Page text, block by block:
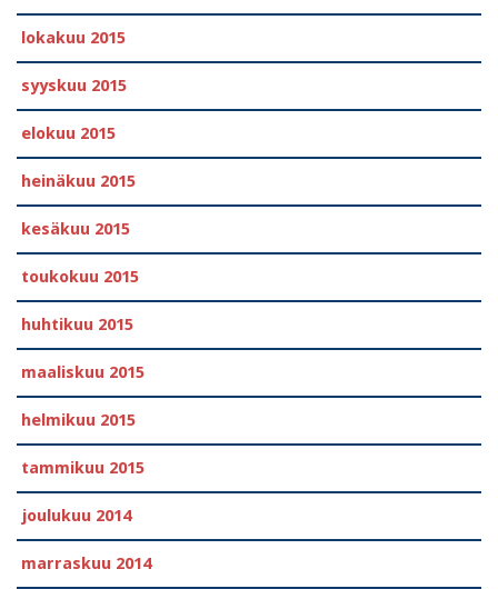
lokakuu 2015
syyskuu 2015
elokuu 2015
heinäkuu 2015
kesäkuu 2015
toukokuu 2015
huhtikuu 2015
maaliskuu 2015
helmikuu 2015
tammikuu 2015
joulukuu 2014
marraskuu 2014